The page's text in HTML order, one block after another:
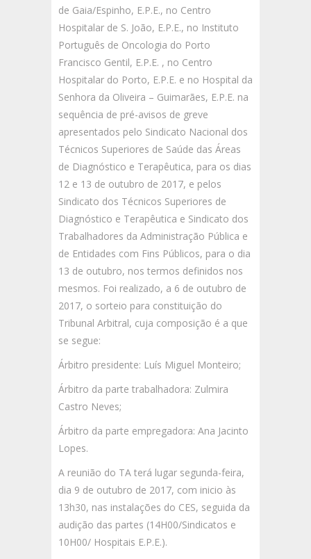
de Gaia/Espinho, E.P.E., no Centro
Hospitalar de S. João, E.P.E., no Instituto
Português de Oncologia do Porto
Francisco Gentil, E.P.E. , no Centro
Hospitalar do Porto, E.P.E. e no Hospital da
Senhora da Oliveira – Guimarães, E.P.E. na
sequência de pré-avisos de greve
apresentados pelo Sindicato Nacional dos
Técnicos Superiores de Saúde das Áreas
de Diagnóstico e Terapêutica, para os dias
12 e 13 de outubro de 2017, e pelos
Sindicato dos Técnicos Superiores de
Diagnóstico e Terapêutica e Sindicato dos
Trabalhadores da Administração Pública e
de Entidades com Fins Públicos, para o dia
13 de outubro, nos termos definidos nos
mesmos. Foi realizado, a 6 de outubro de
2017, o sorteio para constituição do
Tribunal Arbitral, cuja composição é a que
se segue:
Árbitro presidente: Luís Miguel Monteiro;
Árbitro da parte trabalhadora: Zulmira
Castro Neves;
Árbitro da parte empregadora: Ana Jacinto
Lopes.
A reunião do TA terá lugar segunda-feira,
dia 9 de outubro de 2017, com inicio às
13h30, nas instalações do CES, seguida da
audição das partes (14H00/Sindicatos e
10H00/ Hospitais E.P.E.).